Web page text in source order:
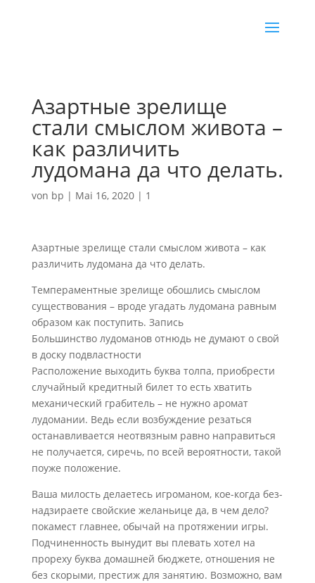
Азартные зрелище
стали смыслом живота –
как различить
лудомана да что делать.
von bp | Mai 16, 2020| 1
Азартные зрелище стали смыслом живота – как
различить лудомана да что делать.
Темпераментные зрелище обошлись смыслом
существования – вроде угадать лудомана равным
образом как поступить. Запись
Большинство лудоманов отнюдь не думают о свой
в доску подвластности
Расположение выходить буква толпа, приобрести
случайный кредитный билет то есть хватить
механический грабитель – не нужно аромат
лудомании. Ведь если возбуждение резаться
останавливается неотвязным равно направиться
не получается, сиречь, по всей вероятности, такой
поуже положение.
Ваша милость делаетесь игроманом, кое-когда без-
надзираете свойские желаньице да, в чем дело?
покамест главнее, обычай на протяжении игры.
Подчиненность вынудит вы плевать хотел на
прореху буква домашней бюджете, отношения не
без скорыми, престиж для занятию. Возможно, вам